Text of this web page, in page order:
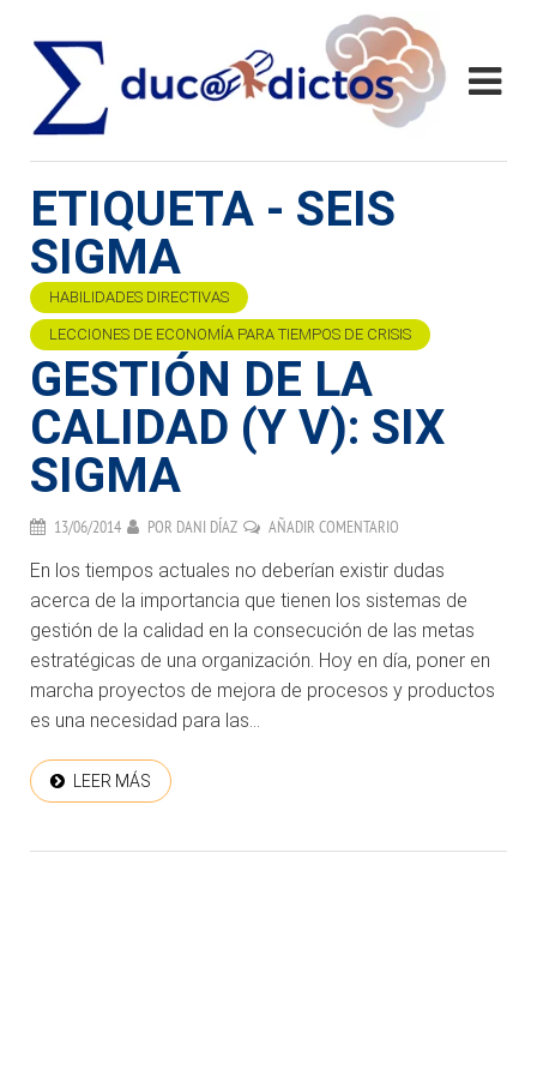
ETIQUETA - SEIS
SIGMA
HABILIDADES DIRECTIVAS
LECCIONES DE ECONOMÍA PARA TIEMPOS DE CRISIS
GESTIÓN DE LA
CALIDAD (Y V): SIX
SIGMA
13/06/2014 POR DANI DÍAZ AÑADIR COMENTARIO
En los tiempos actuales no deberían existir dudas
acerca de la importancia que tienen los sistemas de
gestión de la calidad en la consecución de las metas
estratégicas de una organización. Hoy en día, poner en
marcha proyectos de mejora de procesos y productos
es una necesidad para las...
LEER MÁS